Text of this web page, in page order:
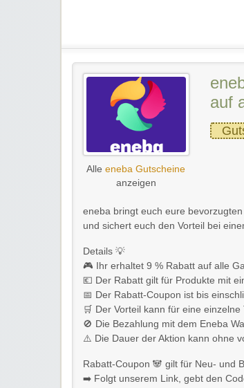
Alleeneba Gutscheine
anzeigen
auf
eneba bringt euch eure
und sichert euch den Vorteil bei
Details 💡
🎮 Ihr erhaltet 9 % Rabatt auf alle
💶 Der Rabatt gilt für Produkte mit
📅 Der Rabatt-Coupon ist bis
🛒 Der Vorteil kann für eine
🚫 Die Bezahlung mit dem Eneba
⚠️ Die Dauer der Aktion kann ohne
Rabatt-Coupon 🐼 gilt für Neu- und
➡️ Folgt unserem Link, gebt den